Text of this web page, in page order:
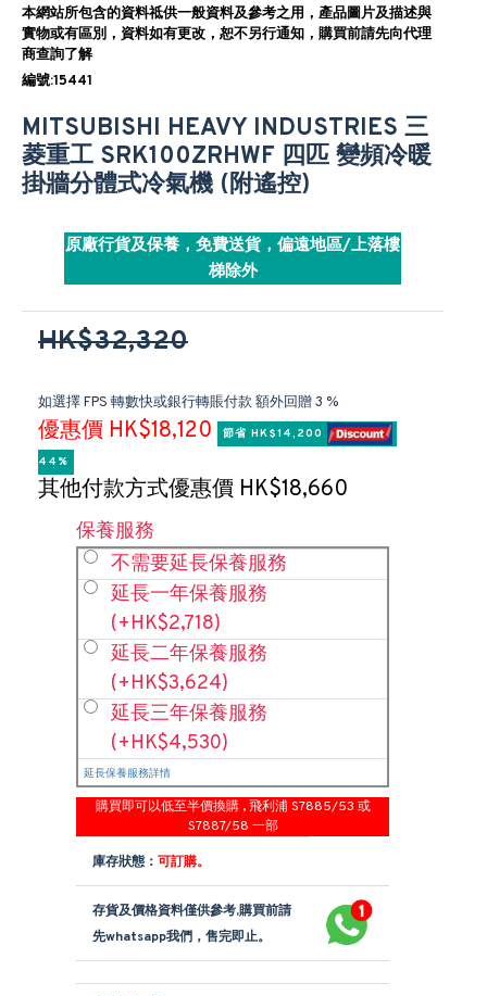
本網站所包含的資料祗供一般資料及參考之用，產品圖片及描述與
實物或有區別，資料如有更改，恕不另行通知，購買前請先向代理
商查詢了解
編號:15441
MITSUBISHI HEAVY INDUSTRIES 三
菱重工 SRK100ZRHWF 四匹 變頻冷暖
掛牆分體式冷氣機 (附遙控)
原廠行貨及保養，免費送貨，偏遠地區/上落樓
梯除外
HK$32,320
如選擇 FPS 轉數快或銀行轉賬付款 額外回贈 3 %
優惠價 HK$18,120
節省 HK$14,200
44%
其他付款方式優惠價 HK$18,660
保養服務
不需要延長保養服務
延長一年保養服務
(+HK$2,718)
延長二年保養服務
(+HK$3,624)
延長三年保養服務
(+HK$4,530)
延長保養服務詳情
購買即可以低至半價換購 , 飛利浦 S7885/53 或
S7887/58 一部
庫存狀態： 可訂購。
存貨及價格資料僅供參考,購買前請
先whatsapp我們，售完即止。